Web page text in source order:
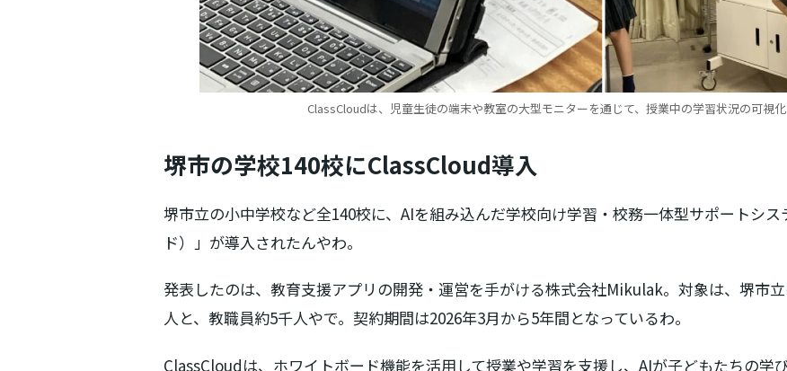
ClassCloudは、児童生徒の端末や教室の大型モニターを通じて、授業中の学習状況の可視
堺市の学校140校にClassCloud導入
堺市立の小中学校など全140校に、AIを組み込んだ学校向け学習・校務一体型サポートシ
ド）」が導入されたんやわ。
発表したのは、教育支援アプリの開発・運営を手がける株式会社Mikulak。対象は、堺市
人と、教職員約5千人やで。契約期間は2026年3月から5年間となっているわ。
ClassCloudは、ホワイトボード機能を活用して授業や学習を支援し、AIが子どもたちの学